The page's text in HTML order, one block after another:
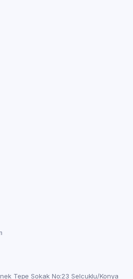
Tepe Sokak No:23 Selcuklu/Konya